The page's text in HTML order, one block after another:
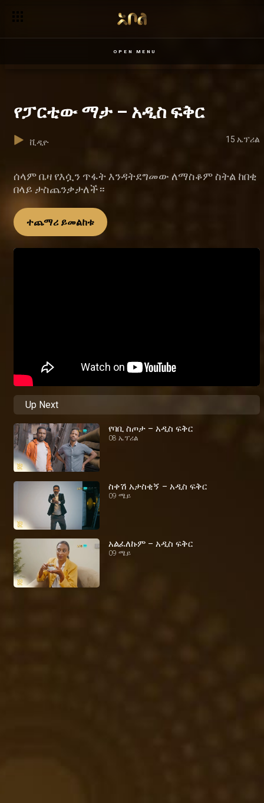
OPEN MENU
የፓርቲው ማታ – አዲስ ፍቅር
ቪዲዮ 15 ኤፕሪል
ሰላም ቤዛ የእሷን ጥፋት እንዳትደግመው ለማስቆም ስትል ከበቂ
በላይ ታስጨንቃታለች።
ተጨማሪ ይመልከቱ
Up Next
የባቢ ስጦታ – አዲስ ፍቅር
08 ኤፕሪል
ስቀሽ አታስቂኝ – አዲስ ፍቅር
09 ሜይ
አልፈለኩም – አዲስ ፍቅር
09 ሜይ